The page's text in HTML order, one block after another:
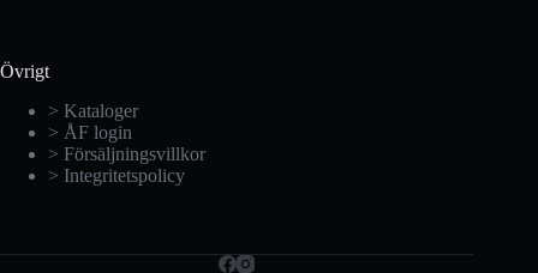
Övrigt
> Kataloger
> ÅF login
> Försäljningsvillkor
> Integritetspolicy